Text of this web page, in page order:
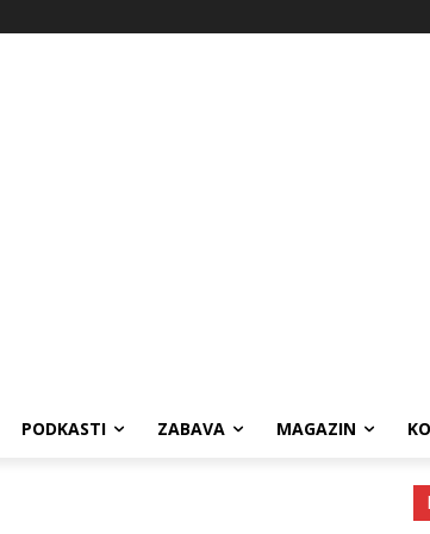
PODKASTI ZABAVA MAGAZIN